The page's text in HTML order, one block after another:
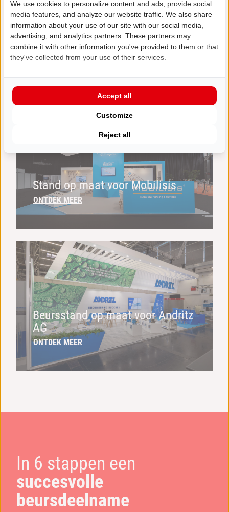
Maatwerk stand voor ParnasSys
Stand op maat voor Mobilisis
ONTDEK MEER
Beursstand op maat voor Andritz
AG
ONTDEK MEER
In 6 stappen een
succesvolle
beursdeelname
We use cookies to personalize content and ads, provide social
media features, and analyze our website traffic. We also share
information about your use of our site with our social media,
advertising, and analytics partners. These partners may
combine it with other information you've provided to them or that
they've collected from your use of their services.
Reject all
Customize
Accept all